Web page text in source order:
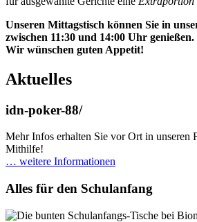
Unseren Mittagstisch können Sie in
zwischen 11:30 und 14:00 Uhr genießen.
Wir wünschen guten Appetit!
Aktuelles
idn-poker-88/
Mehr Infos erhalten Sie vor Ort in unseren
Mithilfe!
… weitere Informationen
Alles für den Schulanfang